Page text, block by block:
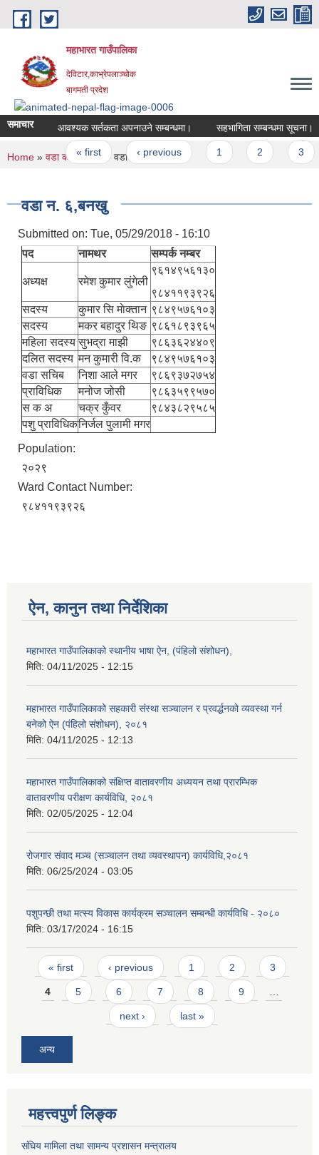
Skip to main content
महाभारत गाउँपालिका
देविटार,काभ्रेपलाञ्चोक
बागमती प्रदेश
समाचार आवश्यक सर्तकता अपनाउने सम्बन्धमा। सहभागिता सम्बन्धमा सूचना।
Pages
« first ‹ previous
You are here
Home » वडा कार्यालयहरु » वडा न. ६,बनखु
वडा न. ६,बनखु
Submitted on: Tue, 05/29/2018 - 16:10
पद
नामथर सम्पर्क नम्बर
अध्यक्ष रमेश कुमार लुंगेली
९६१४९५६१३०
९८४११९३९२६
सदस्य
कुमार सि‌ माेक्तान ९८४९५७६१०३
सदस्य
मकर बहादुर थिङ ९८६१८९३९६५
महिला सदस्य सुभद्रा माझी
९८६३६२४४०९
दलित सदस्य मन कुमारी वि.क
९८४९५७६१०३
वडा सचिब
निशा आले मगर
९८६९३७२७५४
प्राविधिक
मनोज जोसी
९८६३५९९५७०
स क अ
चक्र कुँवर
९८४३८२९५८५
पशु प्राविधिकनिर्जल पुलामी मगर
Population:
२०२९
Ward Contact Number:
९८४११९३९२६
ऐन, कानुन तथा निर्देशिका
महाभारत गाउँपालिकाको स्थानीय भाषा ऐन, (पंहिलो संशोधन),
मिति: 04/11/2025 - 12:15
महाभारत गाउँपालिकाको सहकारी संस्था सञ्चालन र प्रवर्द्धनको व्यवस्था गर्न
बनेको ऐन (पंहिलो संशोधन), २०८१
मिति: 04/11/2025 - 12:13
महाभारत गाउँपालिकाको संक्षिप्त वातावरणीय अध्ययन तथा प्रारम्भिक
वातावरणीय परीक्षण कार्यविधि, २०८१
मिति: 02/05/2025 - 12:04
रोजगार संवाद मञ्च (सञ्चालन तथा व्यवस्थापन) कार्यविधि,२०८१
मिति: 06/25/2024 - 03:05
पशुपन्छी तथा मत्स्य विकास कार्यक्रम सञ्चालन सम्बन्धी कार्यविधि - २०८०
मिति: 03/17/2024 - 16:15
Pages
« first ‹ previous 1 2 3
4 5 6 7 8 9
next › last »
अन्य
महत्त्वपुर्ण लिङ्क
संघिय मामिला तथा सामन्य प्रशासन मन्त्रालय